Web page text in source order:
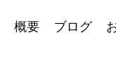
概要 ブログ